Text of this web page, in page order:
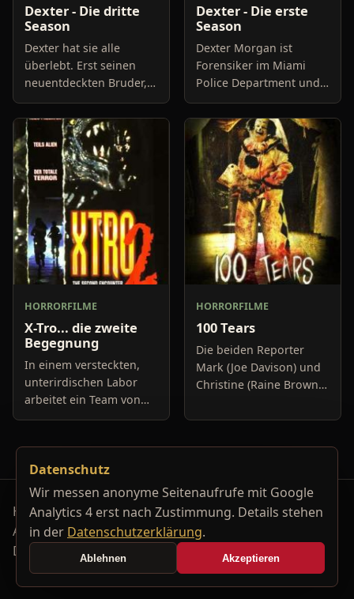
Dexter - Die dritte
Season
Dexter hat sie alle
überlebt. Erst seinen
neuentdeckten Bruder,
dann seinen
misstrauischen
Kollegen. Nun, in der
dritten Staffel, bekommt
Dexter ganz andere P
Dexter - Die erste
Season
Dexter Morgan ist
Forensiker im Miami
Police Department und
auf Blut spezialisiert. Bis
auf seinen beruflichen
Tick scheint er ein recht
normaler Typ zu sein.
HORRORFILME
X-Tro... die zweite
Begegnung
In einem versteckten,
unterirdischen Labor
arbeitet ein Team von
Wissenschaftlern an
Nexus. Nexus
ermöglicht die Reise in
die vierte Dimen
HORRORFILME
100 Tears
Die beiden Reporter
Mark (Joe Davison) und
Christine (Raine Brown)
auf belanglose
Horrorfilm-Reviews, Serienkiller-Profile und Genre-
Archiv.
Datenschutzerklärung
Kontakt
Cookie-Einstellungen
Datenschutz
Wir messen anonyme Seitenaufrufe mit Google
Analytics 4 erst nach Zustimmung. Details stehen
in der Datenschutzerklärung.
Ablehnen Akzeptieren